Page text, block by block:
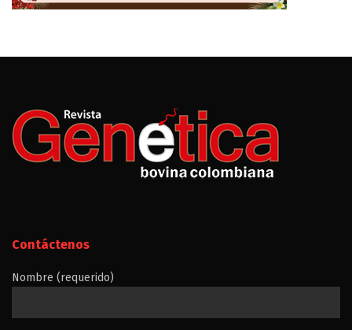
Contáctenos
Nombre (requerido)